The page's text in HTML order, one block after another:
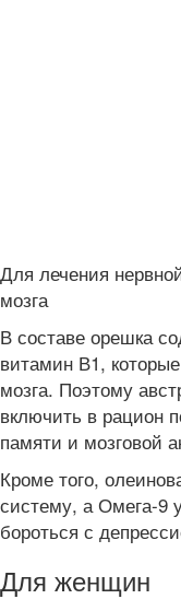
Для лечения
мозга
В составе орешка
витамин В1,
мозга. Поэтому
включить в рацион
памяти и мозговой
Кроме того,
систему, а Омега-9
бороться с
Для женщин